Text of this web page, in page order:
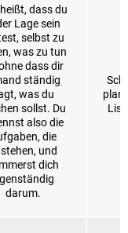
dass du
Lage sein
selbst zu
was zu tun
dass dir
ständig
was du
sollst. Du
also die
die
und
dich
darum.